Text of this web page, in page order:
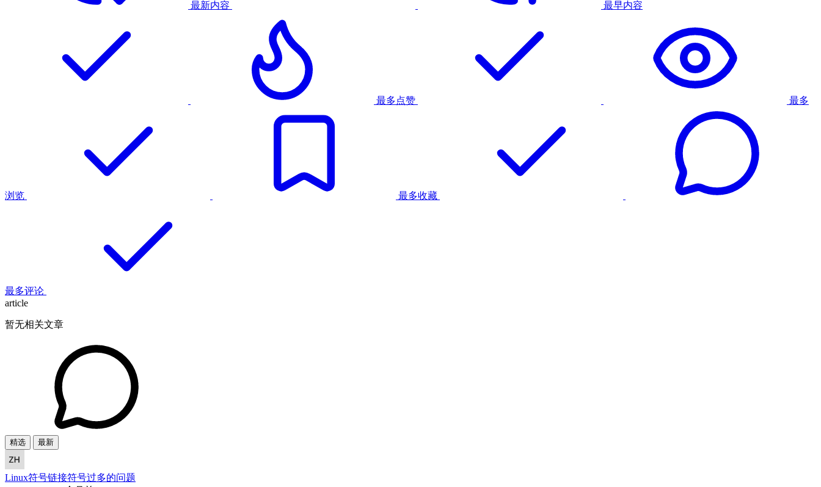
最新内容 最早内容
最多点赞 最多
浏览 最多收藏
最多评论
article
暂无相关文章
精选 最新
Linux符号链接符号过多的问题